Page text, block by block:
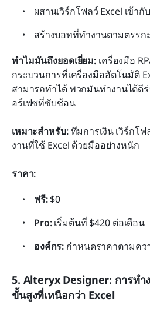
ผสานเวิร์กโฟลว์ Excel เข้า
สร้างบอทที่ทำงานตามตรร
ทำไมมันถึงยอดเยี่ยม: เครื่องมือ
กระบวนการที่เครื่องมืออัตโนมัติ
สามารถทำได้ พวกมันทำงานได้ดี
อร์เฟซที่ซับซ้อน
เหมาะสำหรับ: ทีมการเงิน เวิร์กโ
งานที่ใช้ Excel ด้วยมืออย่างหนัก
ราคา:
ฟรี: $0
Pro: เริ่มต้นที่ $420 ต่อเดือน
องค์กร: กำหนดราคาตามคว
5. Alteryx Designer: การท
ขั้นสูงที่เหนือกว่า Excel